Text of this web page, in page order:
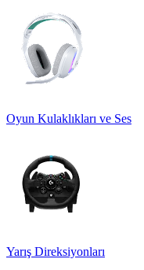
Oyun Kulaklıkları ve Ses
Yarış Direksiyonları